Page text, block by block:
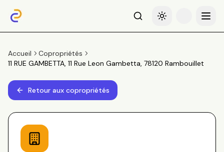
RechercheBasculer le thème
Menu
Accueil
Copropriétés
11 RUE GAMBETTA, 11 Rue Leon Gambetta, 78120 Rambouillet
Retour aux copropriétés